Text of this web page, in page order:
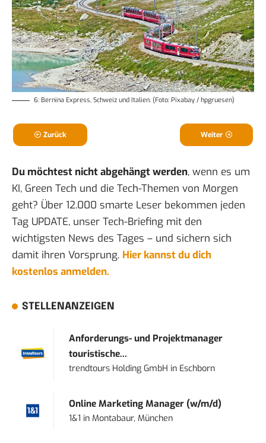
6: Bernina Express, Schweiz und Italien. (Foto: Pixabay / hpgruesen)
Zurück Weiter
Du möchtest nicht abgehängt werden, wenn es um
KI, Green Tech und die Tech-Themen von Morgen
geht? Über 12.000 smarte Leser bekommen jeden
Tag UPDATE, unser Tech-Briefing mit den
wichtigsten News des Tages – und sichern sich
damit ihren Vorsprung. Hier kannst du dich
kostenlos anmelden.
STELLENANZEIGEN
Anforderungs- und Projektmanager
touristische...
trendtours Holding GmbH in Eschborn
Online Marketing Manager (w/m/d)
1&1 inMontabaur, München